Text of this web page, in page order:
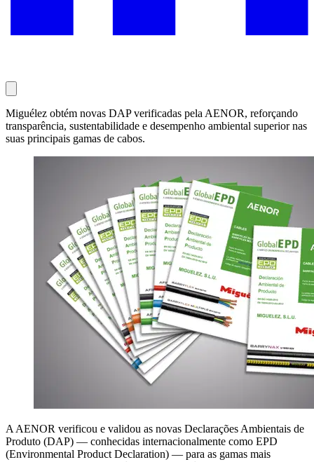
Miguélez obtém novas DAP verificadas pela AENOR, reforçando
transparência, sustentabilidade e desempenho ambiental superior nas
suas principais gamas de cabos.
A AENOR verificou e validou as novas Declarações Ambientais de
Produto (DAP) — conhecidas internacionalmente como EPD
(Environmental Product Declaration) — para as gamas mais